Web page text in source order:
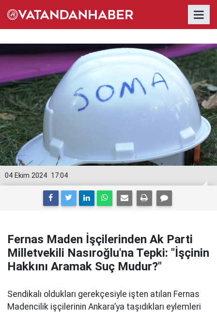
17:04
04 Ekim 2024
Fernas Maden İşçilerinden Ak Parti
Milletvekili Nasıroğlu'na Tepki: "İşçinin
Hakkını Aramak Suç Mudur?"
Sendikalı oldukları gerekçesiyle işten atılan Fernas
Madencilik işçilerinin Ankara’ya taşıdıkları eylemleri